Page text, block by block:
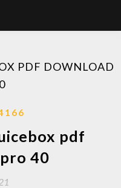
PDF DOWNLOAD
pdf
40